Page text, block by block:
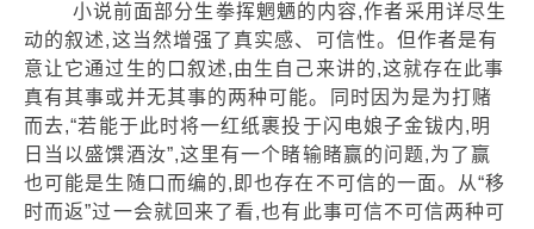
小说前面部分生拳挥魍魉的内容,作者采用详尽生
动的叙述,这当然增强了真实感、可信性。但作者是有
意让它通过生的口叙述,由生自己来讲的,这就存在此事
真有其事或并无其事的两种可能。同时因为是为打赌
而去,“若能于此时将一红纸裹投于闪电娘子金钹内,明
日当以盛馔酒汝”,这里有一个睹输睹赢的问题,为了赢
也可能是生随口而编的,即也存在不可信的一面。从“移
时而返”过一会就回来了看,也有此事可信不可信两种可